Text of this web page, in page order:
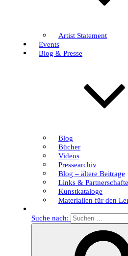
Artist Statement
Events
Blog & Presse
Blog
Bücher
Videos
Pressearchiv
Blog – ältere Beitrage
Links &
Kunstkataloge
Materialien für den
Suche nach: